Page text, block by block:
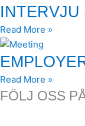
INTERVJU
Read More »
Read More »
FÖLJ OSS